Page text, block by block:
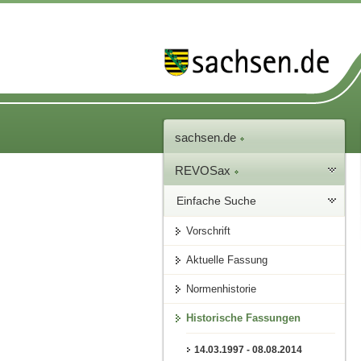
sachsen.de
REVOSax
Einfache Suche
Vorschrift
Aktuelle Fassung
Normenhistorie
Historische Fassungen
14.03.1997 - 08.08.2014